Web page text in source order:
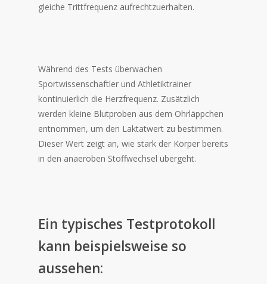
gleiche Trittfrequenz aufrechtzuerhalten.
Während des Tests überwachen
Sportwissenschaftler und Athletiktrainer
kontinuierlich die Herzfrequenz. Zusätzlich
werden kleine Blutproben aus dem Ohrläppchen
entnommen, um den Laktatwert zu bestimmen.
Dieser Wert zeigt an, wie stark der Körper bereits
in den anaeroben Stoffwechsel übergeht.
Ein typisches Testprotokoll
kann beispielsweise so
aussehen: